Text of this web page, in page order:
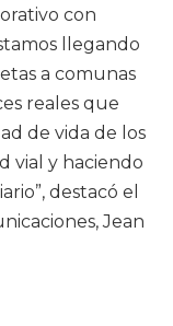
con
llegando
a comunas
reales que
de vida de los
vial y haciendo
destacó el
Jean